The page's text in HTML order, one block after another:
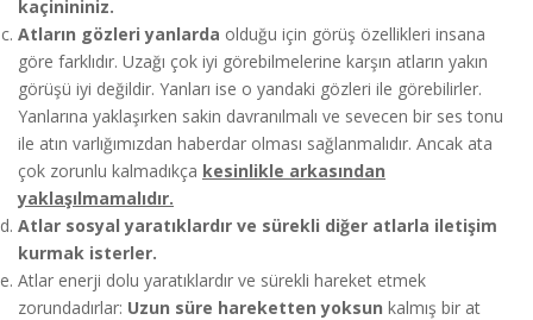
kaçinininiz.
Atların gözleri yanlarda olduğu için görüş özellikleri insana
göre farklıdır. Uzağı çok iyi görebilmelerine karşın atların yakın
görüşü iyi değildir. Yanları ise o yandaki gözleri ile görebilirler.
Yanlarına yaklaşırken sakin davranılmalı ve sevecen bir ses tonu
ile atın varlığımızdan haberdar olması sağlanmalıdır. Ancak ata
çok zorunlu kalmadıkça kesinlikle arkasından
yaklaşılmamalıdır.
Atlar sosyal yaratıklardır ve sürekli diğer atlarla iletişim
kurmak isterler.
Atlar enerji dolu yaratıklardır ve sürekli hareket etmek
zorundadırlar: Uzun süre hareketten yoksun kalmış bir at